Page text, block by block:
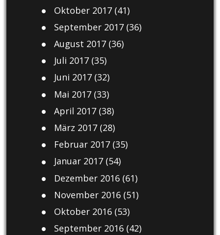
Oktober 2017(41)
September 2017(36)
August 2017(36)
Juli 2017(35)
Juni 2017(32)
Mai 2017(33)
April 2017(38)
März 2017(28)
Februar 2017(35)
Januar 2017(54)
Dezember 2016(61)
November 2016(51)
Oktober 2016(53)
September 2016(42)